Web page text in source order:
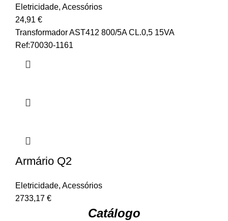
Eletricidade, Acessórios
24,91 €
Transformador AST412 800/5A CL.0,5 15VA
Ref:70030-1161
Armário Q2
Eletricidade, Acessórios
2733,17 €
Catálogo